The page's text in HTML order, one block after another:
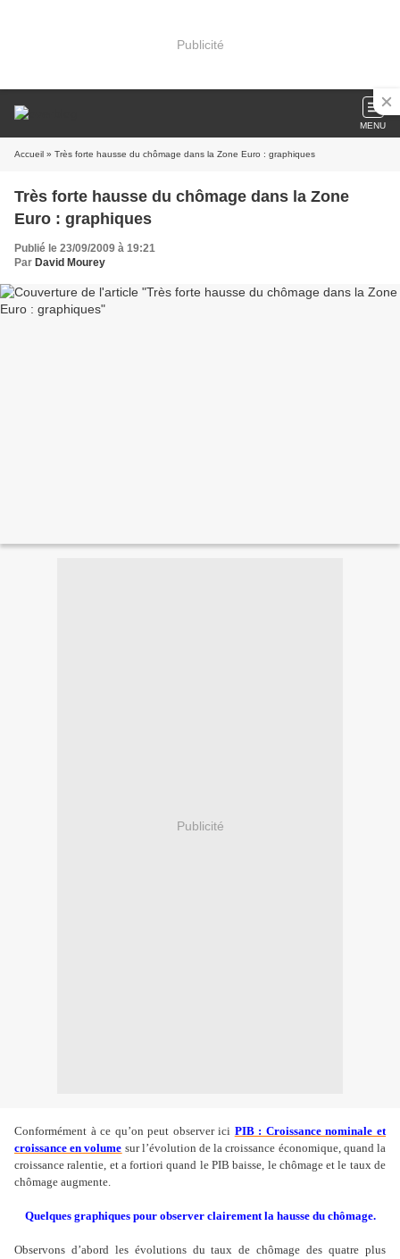
Publicité
MENU
Accueil » Très forte hausse du chômage dans la Zone Euro : graphiques
Très forte hausse du chômage dans la Zone
Euro : graphiques
Publié le 23/09/2009 à 19:21
Par David Mourey
Publicité
Conformément à ce qu’on peut observer ici PIB : Croissance nominale et
croissance en volume sur l’évolution de la croissance économique, quand la
croissance ralentie, et a fortiori quand le PIB baisse, le chômage et le taux de
chômage augmente.
Quelques graphiques pour observer clairement la hausse du chômage.
Observons d’abord les évolutions du taux de chômage des quatre plus